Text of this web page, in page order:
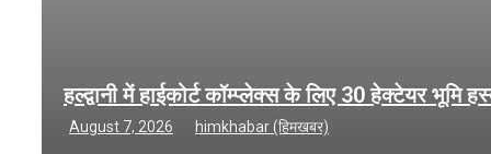
हल्द्वानी में हाईकोर्ट कॉम्प्लेक्स के लिए 30 हेक्टेयर भूमि
August 7, 2026 himkhabar (हिमखबर)